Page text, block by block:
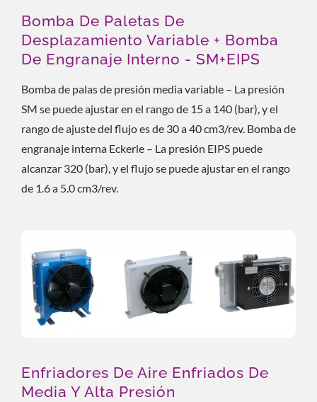
Bomba De Paletas De
Desplazamiento Variable + Bomba
De Engranaje Interno - SM+EIPS
Bomba de palas de presión media variable – La presión
SM se puede ajustar en el rango de 15 a 140 (bar), y el
rango de ajuste del flujo es de 30 a 40 cm3/rev. Bomba de
engranaje interna Eckerle – La presión EIPS puede
alcanzar 320 (bar), y el flujo se puede ajustar en el rango
de 1.6 a 5.0 cm3/rev.
Enfriadores De Aire Enfriados De
Media Y Alta Presión